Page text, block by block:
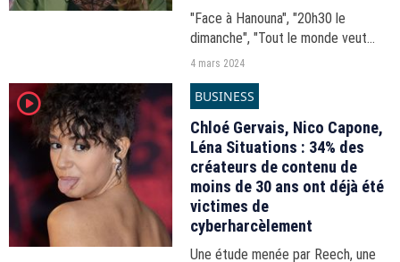
"Face à Hanouna", "20h30 le
dimanche", "Tout le monde veut
prendre sa place", "66 minutes"...
dimanche 3 mars 2024.
4 mars 2024
player2 BUSINESS
Chloé Gervais, Nico Capone,
Léna Situations : 34% des
créateurs de contenu de
moins de 30 ans ont déjà été
victimes de
cyberharcèlement
Une étude menée par Reech, une